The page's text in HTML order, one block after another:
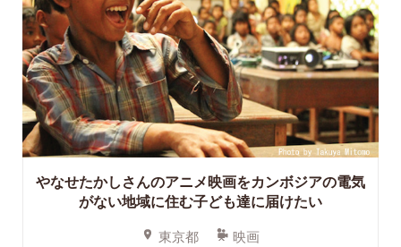
やなせたかしさんのアニメ映画をカンボジアの電気
がない地域に住む子ども達に届けたい
東京都 映画